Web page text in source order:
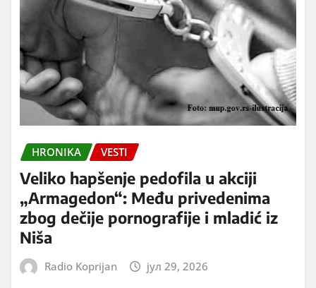
HRONIKA VESTI
Veliko hapšenje pedofila u akciji
„Armagedon“: Među privedenima
zbog dečije pornografije i mladić iz
Niša
Radio Koprijan јул 29, 2026